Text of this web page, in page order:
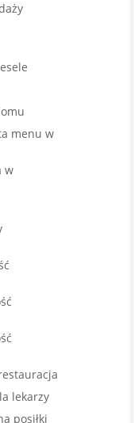
menu w
w
lekarzy
posiłki